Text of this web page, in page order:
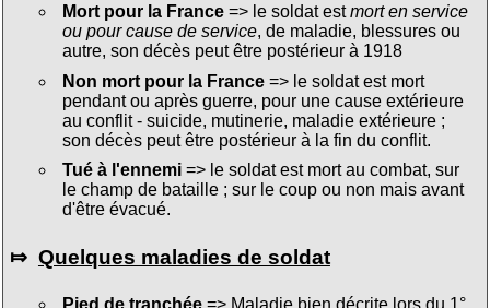
Mort pour la France=> le soldat estmort en service
ou pour cause de service, de maladie, blessures ou
autre, son décès peut être postérieur à 1918
Non mort pour la France=> le soldat est mort
pendant ou après guerre, pour une cause extérieure
au conflit - suicide, mutinerie, maladie extérieure ;
son décès peut être postérieur à la fin du conflit.
Tué à l'ennemi=> le soldat est mort au combat, sur
le champ de bataille ; sur le coup ou non mais avant
d'être évacué.
⤇ Quelques maladies de soldat